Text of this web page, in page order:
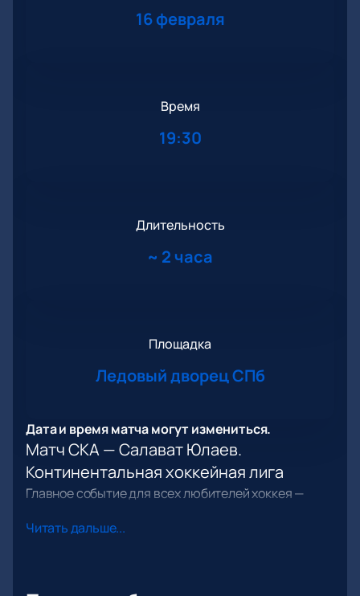
16 февраля
Время
19:30
Длительность
~ 2 часа
Площадка
Ледовый дворец СПб
Дата и время матча могут измениться.
Матч СКА — Салават Юлаев.
Континентальная хоккейная лига
Главное событие для всех любителей хоккея —
турнира КХЛ. Игра СКА — Салават Юлаев вызывает
хоккейных поединков. Каждый поединок этих
Читать дальше...